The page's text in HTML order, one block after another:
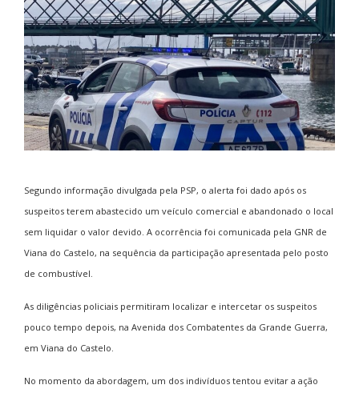
Segundo informação divulgada pela PSP, o alerta foi dado após os
suspeitos terem abastecido um veículo comercial e abandonado o local
sem liquidar o valor devido. A ocorrência foi comunicada pela GNR de
Viana do Castelo, na sequência da participação apresentada pelo posto
de combustível.
As diligências policiais permitiram localizar e intercetar os suspeitos
pouco tempo depois, na Avenida dos Combatentes da Grande Guerra,
em Viana do Castelo.
No momento da abordagem, um dos indivíduos tentou evitar a ação